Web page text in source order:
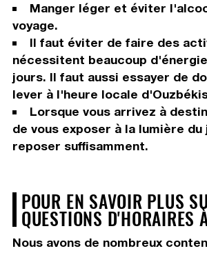
Manger léger et éviter
voyage.
Il faut éviter de faire des
nécessitent beaucoup
jours. Il faut aussi essayer de
lever à l'heure locale
Lorsque vous arrivez à
de vous exposer à la lumière
reposer suffisamment.
POUR EN SAVOIR PLUS
QUESTIONS D'HORAIRES
Nous avons de nombreux